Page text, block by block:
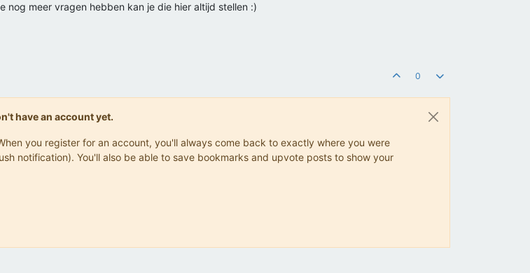
meer vragen hebben kan je die hier altijd stellen :)
0
have an account yet.
you register for an account, you'll always come back to exactly where you were
notification). You'll also be able to save bookmarks and upvote posts to show your